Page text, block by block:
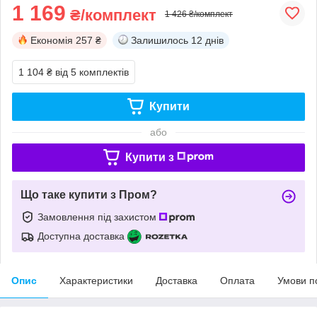
1 169 ₴/комплект 1 426 ₴/комплект
Економія 257 ₴ Залишилось 12 днів
1 104 ₴ від 5 комплектів
Купити
або
Купити з
Що таке купити з Пром?
Замовлення під захистом
Доступна доставка
Опис Характеристики Доставка Оплата Умови